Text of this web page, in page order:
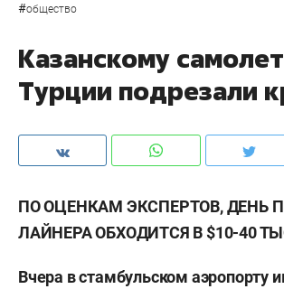
#общество
Казанскому
Турции подрезали
ПО ОЦЕНКАМ ЭКСПЕРТОВ, ДЕНЬ
ЛАЙНЕРА ОБХОДИТСЯ В $10-40
Вчера в стамбульском аэропорту